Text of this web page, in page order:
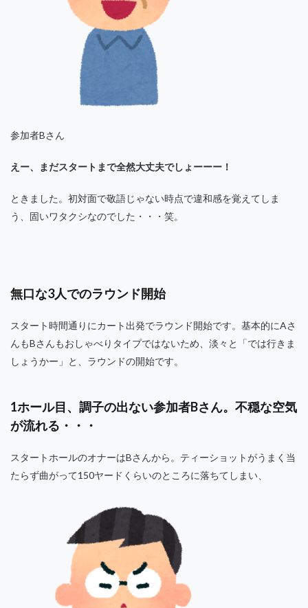
参加者Bさん
えー、まだスタートまで全然大丈夫でしょーーー！
ときました。初対面で敬語じゃない時点で違和感を覚えてしま
う、固いワタクシなのでした・・・笑。
無口な3人でのラウンド開始
スタート時間通りにカート出発でラウンド開始です。基本的にAさ
んもBさんもおしゃべりタイプではないため、淡々と「では行きま
しょうかー」と、ラウンドの開始です。
1ホール目、調子の出ない参加者Bさん。不穏な空気
が流れる・・・
スタートホールのオナーはBさんから。ティーショットがうまく当
たらず曲がって150ヤードくらいのところに落ちてしまい、